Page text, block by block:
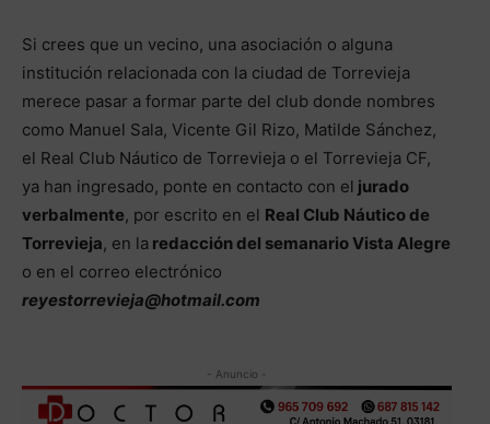
Si crees que un vecino, una asociación o alguna
institución relacionada con la ciudad de Torrevieja
merece pasar a formar parte del club donde nombres
como Manuel Sala, Vicente Gil Rizo, Matilde Sánchez,
el Real Club Náutico de Torrevieja o el Torrevieja CF,
ya han ingresado, ponte en contacto con el jurado
verbalmente, por escrito en el Real Club Náutico de
Torrevieja, en la redacción del semanario Vista Alegre
o en el correo electrónico
reyestorrevieja@hotmail.com
- Anuncio -